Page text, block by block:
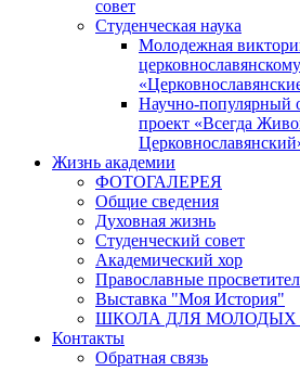
совет
Студенческая наука
Молодежная
Научно-популярный
проект «Всегда
Жизнь академии
ФОТОГАЛЕРЕЯ
Общие сведения
Духовная жизнь
Студенческий совет
Академический хор
Православные
Выставка "Моя История"
ШКОЛА ДЛЯ МОЛОДЫХ
Контакты
Обратная связь